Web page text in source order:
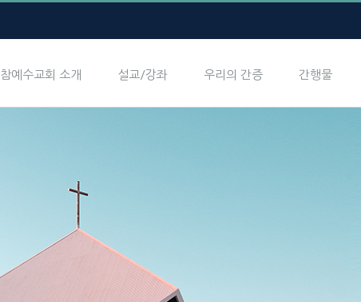
참예수교회 소개 설교/강좌 우리의 간증 간행물